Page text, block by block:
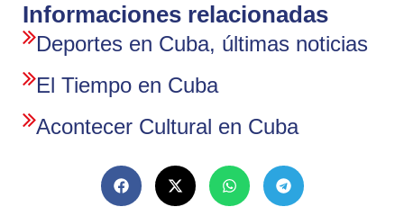
Informaciones relacionadas
Deportes en Cuba, últimas noticias
El Tiempo en Cuba
Acontecer Cultural en Cuba